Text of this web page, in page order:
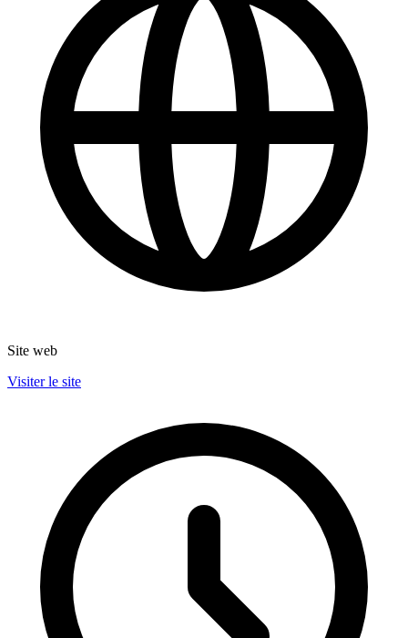
Site web
Visiter le site